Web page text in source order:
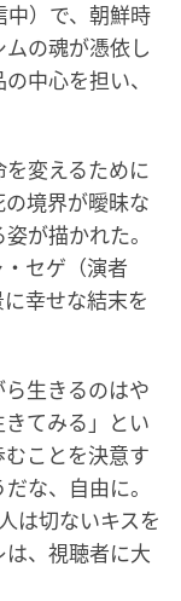
）で、朝鮮時
の魂が憑依し
中心を担い、
変えるために
境界が曖昧な
が描かれた。
セゲ（演者
幸せな結末を
生きるのはや
てみる」とい
ことを決意す
な、自由に。
は切ないキスを
、視聴者に大